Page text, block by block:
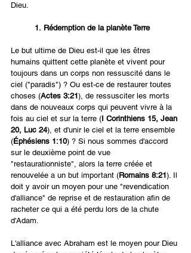
Dieu.
1. Rédemption de la planète Terre
Le but ultime de Dieu est-il que les êtres
humains quittent cette planète et vivent pour
toujours dans un corps non ressuscité dans le
ciel ("paradis") ? Ou est-ce de restaurer toutes
choses (Actes 3:21), de ressusciter les morts
dans de nouveaux corps qui peuvent vivre à la
fois au ciel et sur la terre (I Corinthiens 15, Jean
20, Luc 24), et d'unir le ciel et la terre ensemble
(Éphésiens 1:10) ? Si nous sommes d'accord
sur le deuxième point de vue
"restaurationniste", alors la terre créée et
renouvelée a un but important (Romains 8:21). Il
doit y avoir un moyen pour une "revendication
d'alliance" de reprise et de restauration afin de
racheter ce qui a été perdu lors de la chute
d'Adam.
L'alliance avec Abraham est le moyen pour Dieu